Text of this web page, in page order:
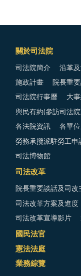
關於司法院
司法院簡介 沿革
施政計畫 院長重
司法院行事曆 大
與民有約(參訪司法院
各法院資訊 各單
勞務承攬派駐勞工申
司法博物館
司法改革
院長重要談話及司改
司法改革方案及進度
司法改革宣導影片
國民法官
憲法法庭
業務綜覽